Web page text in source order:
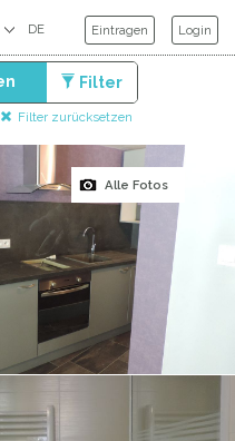
Eintragen Login
Filter
Filter zurücksetzen
Alle Fotos